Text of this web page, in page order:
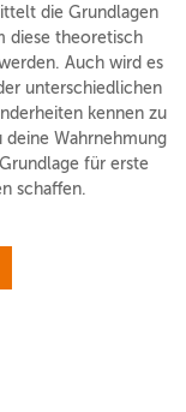
die Grundlagen
diese theoretisch
Auch wird es
unterschiedlichen
kennen zu
Wahrnehmung
für erste
schaffen.